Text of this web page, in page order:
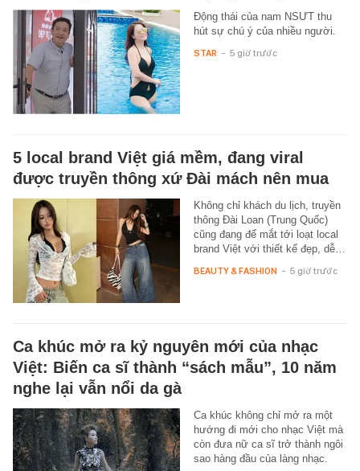
Động thái của nam NSƯT thu
hút sự chú ý của nhiều người.
STAR - 5 giờ trước
5 local brand Việt giá mềm, đang viral
được truyền thông xứ Đài mách nên mua
Không chỉ khách du lịch, truyền
thông Đài Loan (Trung Quốc)
cũng đang để mắt tới loạt local
brand Việt với thiết kế đẹp, dễ…
BEAUTY & FASHION - 5 giờ trước
Ca khúc mở ra kỷ nguyên mới của nhạc
Việt: Biến ca sĩ thành “sách mẫu”, 10 năm
nghe lại vẫn nổi da gà
Ca khúc không chỉ mở ra một
hướng đi mới cho nhạc Việt mà
còn đưa nữ ca sĩ trở thành ngôi
sao hàng đầu của làng nhạc.